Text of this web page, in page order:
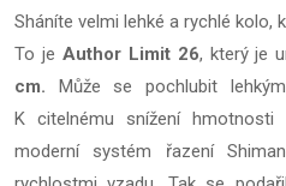
Sháníte velmi lehké a rychlé kolo,
To je Author Limit 26, který je
cm. Může se pochlubit
K citelnému snížení hmotnosti
moderní systém řazení